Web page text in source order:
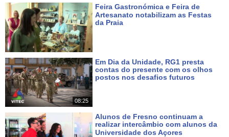
Feira Gastronómica e Feira de
Artesanato notabilizam as Festas
da Praia
08:25
Em Dia da Unidade, RG1 presta
contas do presente com os olhos
postos nos desafios futuros
Alunos de Fresno continuam a
realizar intercâmbio com alunos da
Universidade dos Açores